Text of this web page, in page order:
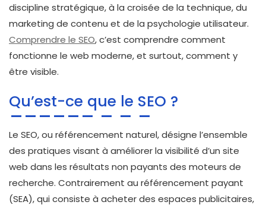
discipline stratégique, à la croisée de la technique, du
marketing de contenu et de la psychologie utilisateur.
Comprendre le SEO, c’est comprendre comment
fonctionne le web moderne, et surtout, comment y
être visible.
Qu’est-ce que le SEO ?
Le SEO, ou référencement naturel, désigne l’ensemble
des pratiques visant à améliorer la visibilité d’un site
web dans les résultats non payants des moteurs de
recherche. Contrairement au référencement payant
(SEA), qui consiste à acheter des espaces publicitaires,